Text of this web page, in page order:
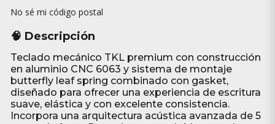
No sé mi código postal
🧠 Descripción
Teclado mecánico TKL premium con construcción
en aluminio CNC 6063 y sistema de montaje
butterfly leaf spring combinado con gasket,
diseñado para ofrecer una experiencia de escritura
suave, elástica y con excelente consistencia.
Incorpora una arquitectura acústica avanzada de 5